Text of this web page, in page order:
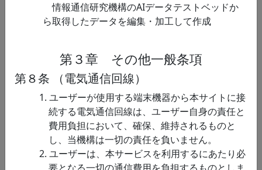
自然動画刺激下
2光子イメージング
このデータセットは約１時間
分の動画を視聴している際の
ルシウム応答データを提供す
るものです。データセットは
大脳皮質一次視覚野2/3層の約
130個の神経細胞およびグリア
細胞につい…
攻撃行動に加担
する程度と機能結
合のデータ
安静時fMRIで計測した被験者
の機能結合行列、攻撃行動課
題中の各被験者の行動パラメ
情報通信研究機構のAIデータテストベッドか
ら取得したデータを編集・加工して作成
第３章 その他一般条項
第８条 （電気通信回線）
1. ユーザーが使用する端末機器から本サイトに接
続する電気通信回線は、ユーザー自身の責任と
費用負担において、確保、維持されるものと
し、当機構は一切の責任を負いません。
2. ユーザーは、本サービスを利用するにあたり必